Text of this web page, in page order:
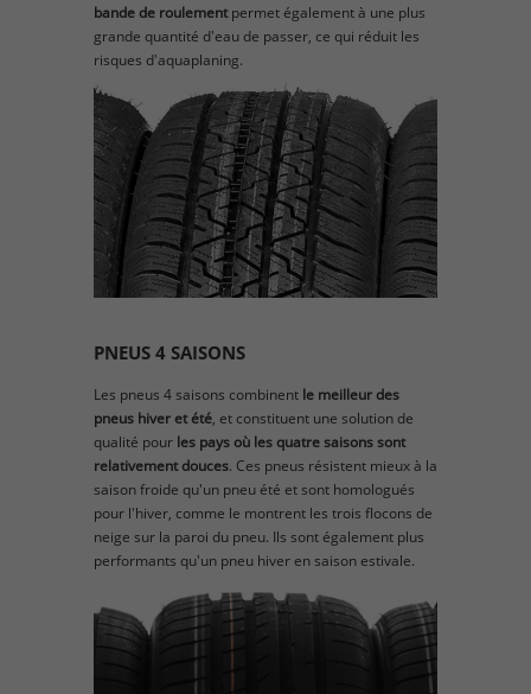
bande de roulementpermet également à une plus
grande quantité d'eau de passer, ce qui réduit les
risques d'aquaplaning.​
PNEUS 4 SAISONS
Les pneus 4 saisons combinent le meilleur des
pneus hiver et été, et constituent une solution de
qualité pour les pays où les quatre saisons sont
relativement douces. Ces pneus résistent mieux à la
saison froide qu'un pneu été et sont homologués
pour l'hiver, comme le montrent les trois flocons de
neige sur la paroi du pneu. Ils sont également plus
performants qu'un pneu hiver en saison estivale.​